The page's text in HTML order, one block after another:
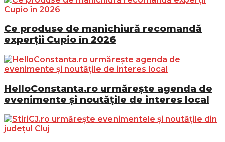
Ce produse de manichiură recomandă
experții Cupio în 2026
HelloConstanta.ro urmărește agenda de
evenimente și noutățile de interes local